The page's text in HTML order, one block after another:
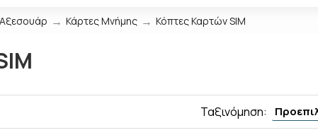
Αξεσουάρ Κάρτες Μνήμης Κόπτες Καρτών SIM
Ταξινόμηση: